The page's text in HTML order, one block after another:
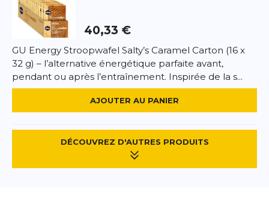
40,33 €
GU Energy Stroopwafel Salty’s Caramel Carton (16 x
32 g) – l’alternative énergétique parfaite avant,
pendant ou après l’entraînement. Inspirée de la s...
AJOUTER AU PANIER
DÉCOUVREZ D'AUTRES PRODUITS